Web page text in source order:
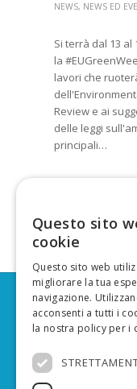
NEWS, NEWS ED
Si terrà dal 13 al
la
lavori che
Review e ai
delle leggi
principali…
SOCIAL
YouTube
Questo sito
cookie
Questo sito web
migliorare la tua
navigazione.
acconsenti a tutti i
la nostra policy per i